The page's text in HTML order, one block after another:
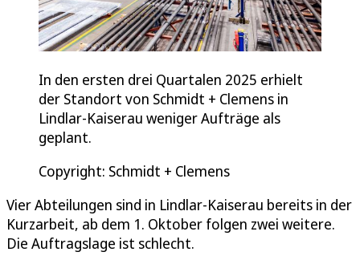
In den ersten drei Quartalen 2025 erhielt
der Standort von Schmidt + Clemens in
Lindlar-Kaiserau weniger Aufträge als
geplant.
Copyright: Schmidt + Clemens
Vier Abteilungen sind in Lindlar-Kaiserau bereits in der
Kurzarbeit, ab dem 1. Oktober folgen zwei weitere.
Die Auftragslage ist schlecht.